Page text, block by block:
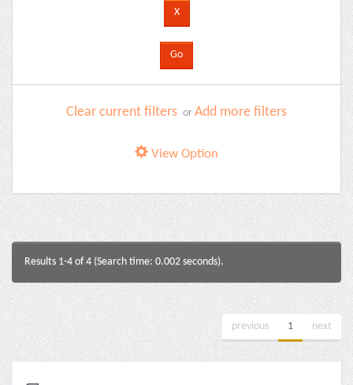
Clear current filters or Add more filters
View Option
Results 1-4 of 4 (Search time: 0.002 seconds).
previous 1 next